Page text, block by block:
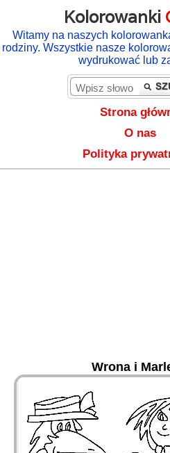
Kolorowanki
Witamy na naszych
rodziny. Wszystkie nasze
wydrukować lub
Strona
O nas
Polityka
Wrona i